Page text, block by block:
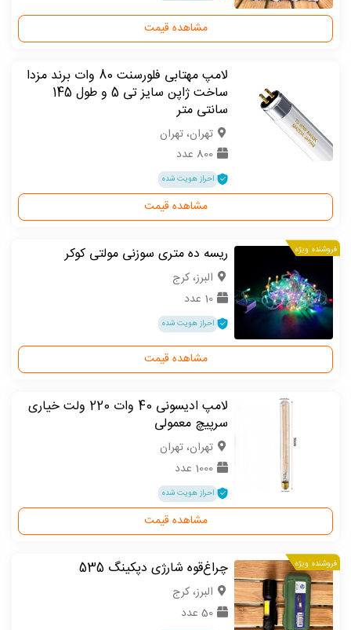
مشاهده قیمت
لامپ مهتابی فلورسنت 80 وات برند مزدا
ساخت ژاپن سایز تی 5 و طول 145
سانتی متر
تهران، تهران
800 عدد
احراز هویت شده
مشاهده قیمت
فروشنده ویژه ریسه ده متری سوزنی مولتی کوکر
البرز، کرج
10 عدد
احراز هویت شده
مشاهده قیمت
لامپ ادیسونی 40 وات 220 ولت خیاری
سرپیچ معمولی
تهران، تهران
1000 عدد
احراز هویت شده
مشاهده قیمت
فروشنده ویژه چراغ‌قوه شارژی دپکینگ 535
البرز، کرج
50 عدد